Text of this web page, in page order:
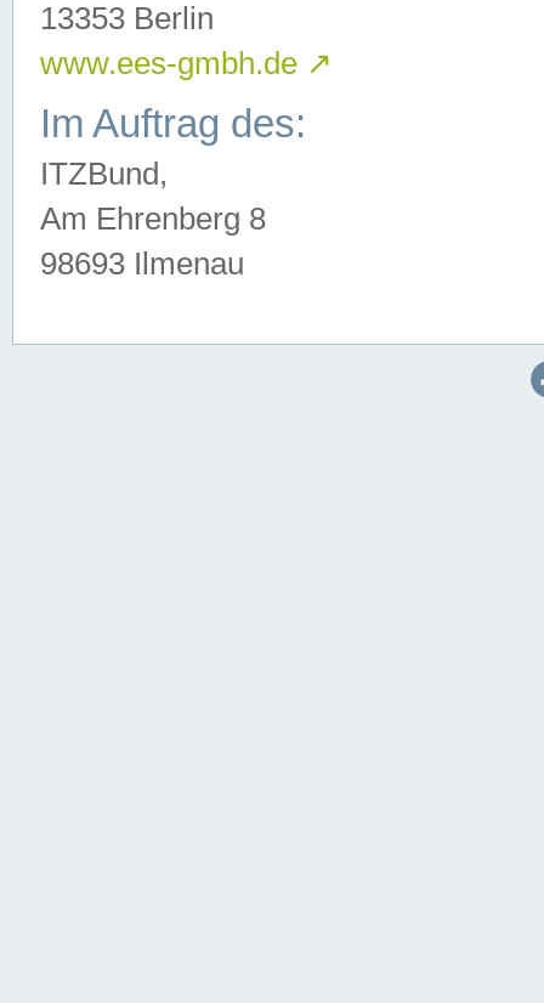
13353 Berlin
www.ees-gmbh.de ↗
Im Auftrag des:
ITZBund,
Am Ehrenberg 8
98693 Ilmenau